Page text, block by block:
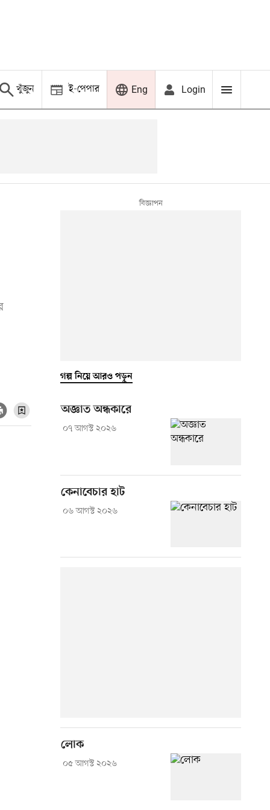
খুঁজুন ই-পেপার Eng Login
গল্প নিয়ে আরও পড়ুন
অজ্ঞাত অন্ধকারে
০৭ আগস্ট ২০২৬
কেনাবেচার হাট
০৬ আগস্ট ২০২৬
লোক
০৫ আগস্ট ২০২৬